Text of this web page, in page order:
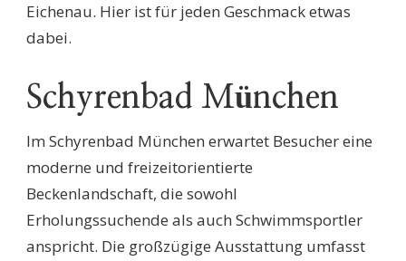
Eichenau. Hier ist für jeden Geschmack etwas
dabei.
Schyrenbad München
Im Schyrenbad München erwartet Besucher eine
moderne und freizeitorientierte
Beckenlandschaft, die sowohl
Erholungssuchende als auch Schwimmsportler
anspricht. Die großzügige Ausstattung umfasst